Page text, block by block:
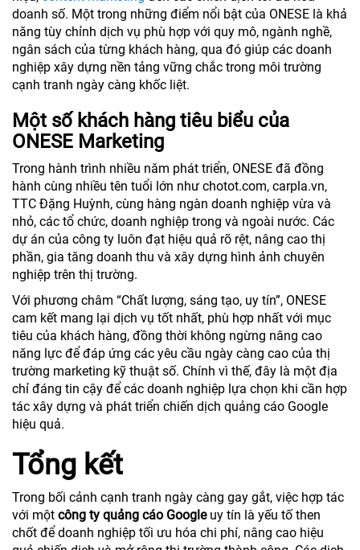
doanh số. Một trong những điểm nổi bật của ONESE là khả
năng tùy chỉnh dịch vụ phù hợp với quy mô, ngành nghề,
ngân sách của từng khách hàng, qua đó giúp các doanh
nghiệp xây dựng nền tảng vững chắc trong môi trường
cạnh tranh ngày càng khốc liệt.
Một số khách hàng tiêu biểu của
ONESE Marketing
Trong hành trình nhiều năm phát triển, ONESE đã đồng
hành cùng nhiều tên tuổi lớn như chotot.com, carpla.vn,
TTC Đặng Huỳnh, cùng hàng ngàn doanh nghiệp vừa và
nhỏ, các tổ chức, doanh nghiệp trong và ngoài nước. Các
dự án của công ty luôn đạt hiệu quả rõ rệt, nâng cao thị
phần, gia tăng doanh thu và xây dựng hình ảnh chuyên
nghiệp trên thị trường.
Với phương châm “Chất lượng, sáng tạo, uy tín”, ONESE
cam kết mang lại dịch vụ tốt nhất, phù hợp nhất với mục
tiêu của khách hàng, đồng thời không ngừng nâng cao
năng lực để đáp ứng các yêu cầu ngày càng cao của thị
trường marketing kỹ thuật số. Chính vì thế, đây là một địa
chỉ đáng tin cậy để các doanh nghiệp lựa chọn khi cần hợp
tác xây dựng và phát triển chiến dịch quảng cáo Google
hiệu quả.
Tổng kết
Trong bối cảnh cạnh tranh ngày càng gay gắt, việc hợp tác
với một công ty quảng cáo Googleuy tín là yếu tố then
chốt để doanh nghiệp tối ưu hóa chi phí, nâng cao hiệu